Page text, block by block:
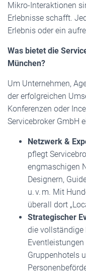
Mikro-Interaktionen
Erlebnisse schafft.
Erlebnis oder ein
Was bietet die
München?
Um Unternehmen,
der erfolgreichen
Konferenzen oder
Servicebroker GmbH
Netzwerk &
pflegt
engmaschigen
Designern,
u. v. m. Mit
überall dort
Strategischer
die vollständige
Gruppenhotels